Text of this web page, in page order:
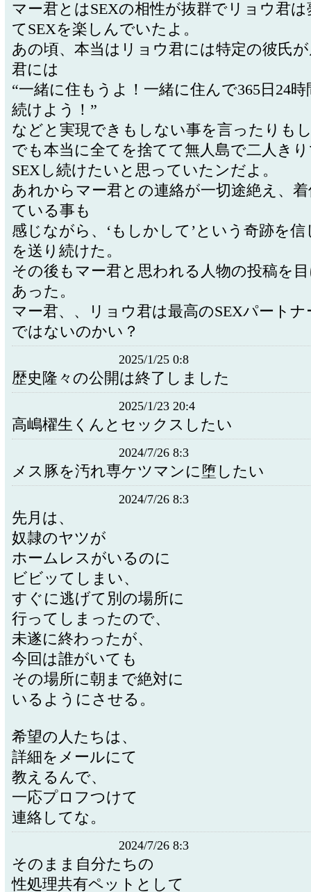
マー君とはSEXの相性が抜群でリョウ君
てSEXを楽しんでいたよ。
あの頃、本当はリョウ君には特定の彼氏
君には
“一緒に住もうよ！一緒に住んで365日24
続けよう！”
などと実現できもしない事を言ったりも
でも本当に全てを捨てて無人島で二人き
SEXし続けたいと思っていたンだよ。
あれからマー君との連絡が一切途絶え、
ている事も
感じながら、‘もしかして’という奇跡を
を送り続けた。
その後もマー君と思われる人物の投稿を
あった。
マー君、、リョウ君は最高のSEXパート
ではないのかい？
2025/1/25 0:8
歴史隆々の公開は終了しました
2025/1/23 20:4
高嶋櫂生くんとセックスしたい
2024/7/26 8:3
メス豚を汚れ専ケツマンに堕したい
2024/7/26 8:3
先月は、
奴隷のヤツが
ホームレスがいるのに
ビビッてしまい、
すぐに逃げて別の場所に
行ってしまったので、
未遂に終わったが、
今回は誰がいても
その場所に朝まで絶対に
いるようにさせる。
希望の人たちは、
詳細をメールにて
教えるんで、
一応プロフつけて
連絡してな。
2024/7/26 8:3
そのまま自分たちの
性処理共有ペットとして